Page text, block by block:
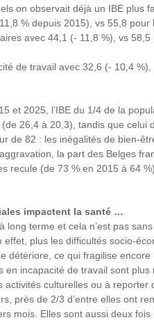
on observait déjà un IBE plus
% depuis 2015), vs 55,8 pour
avec 44,1 (- 11,8 %), vs
de travail avec 32,6 (- 10,4
et 2025, l’IBE du 1/4 de la
26,4 à 20,3), tandis que celui
de 82 : les inégalités de bien-
la part des Belges
recule (de 73 % en 2015 à 64
impactent la santé …
long terme et cela n’est pas sans
effet, plus les difficultés socio-
détériore, ce qui fragilise encore
en incapacité de travail sont plus
activités culturelles ou à reporter
près de 2/3 d’entre elles ont
mois. Elles sont aussi deux